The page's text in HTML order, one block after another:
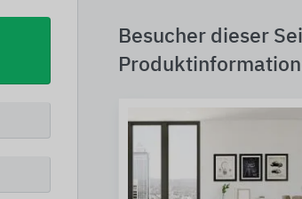
Besucher dieser